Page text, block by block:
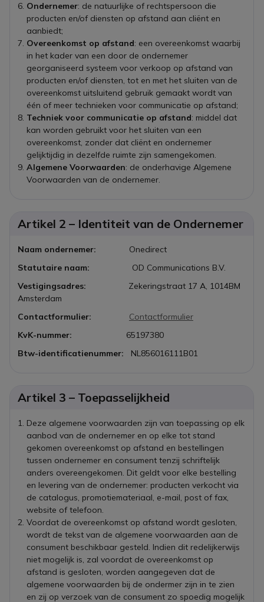
Ondernemer: de natuurlijke of rechtspersoon die
producten en/of diensten op afstand aan cliënt en
aanbiedt;
Overeenkomst op afstand: een overeenkomst waarbij
in het kader van een door de ondernemer
georganiseerd systeem voor verkoop op afstand van
producten en/of diensten, tot en met het sluiten van de
overeenkomst uitsluitend gebruik gemaakt wordt van
één of meer technieken voor communicatie op afstand;
Techniek voor communicatie op afstand: middel dat
kan worden gebruikt voor het sluiten van een
overeenkomst, zonder dat cliënt en ondernemer
gelijktijdig in dezelfde ruimte zijn samengekomen.
Algemene Voorwaarden: de onderhavige Algemene
Voorwaarden van de ondernemer.
Artikel 2 – Identiteit van de Ondernemer
Naam ondernemer: Onedirect
Statutaire naam: OD Communications B.V.
Vestigingsadres: Zekeringstraat 17 A, 1014BM
Amsterdam
Contactformulier: Contactformulier
KvK-nummer: 65197380
Btw-identificatienummer: NL856016111B01
Artikel 3 – Toepasselijkheid
Deze algemene voorwaarden zijn van toepassing op elk
aanbod van de ondernemer en op elke tot stand
gekomen overeenkomst op afstand en bestellingen
tussen ondernemer en consument tenzij schriftelijk
anders overeengekomen. Dit geldt voor elke bestelling
en levering van de ondernemer: producten verkocht via
de catalogus, promotiemateriaal, e-mail, post of fax,
website of telefoon.
Voordat de overeenkomst op afstand wordt gesloten,
wordt de tekst van de algemene voorwaarden aan de
consument beschikbaar gesteld. Indien dit redelijkerwijs
niet mogelijk is, zal voordat de overeenkomst op
afstand is gesloten, worden aangegeven dat de
algemene voorwaarden bij de ondermer zijn in te zien
en zij op verzoek van de consument zo spoedig mogelijk